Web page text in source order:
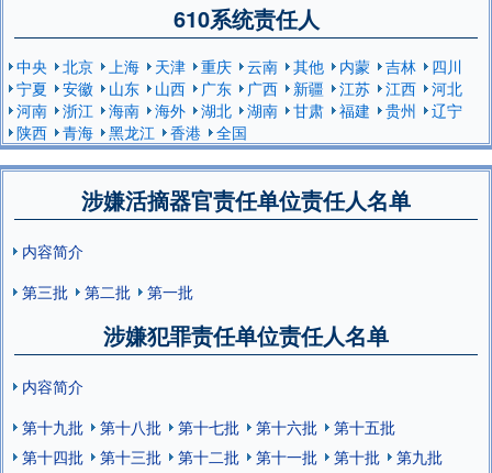
610系统责任人
中央 北京 上海 天津 重庆 云南 其他 内蒙 吉林
四川
宁夏
安徽 山东 山西 广东 广西 新疆 江苏 江西
河北
河南
浙江 海南 海外 湖北 湖南 甘肃 福建 贵州
辽宁
陕西
青海 黑龙江 香港 全国
涉嫌活摘器官责任单位责任人名单
内容简介
第三批
第二批 第一批
涉嫌犯罪责任单位责任人名单
内容简介
第十九批
第十八批 第十七批 第十六批
第十五批
第十四批
第十三批 第十二批 第十一批 第十批
第九批